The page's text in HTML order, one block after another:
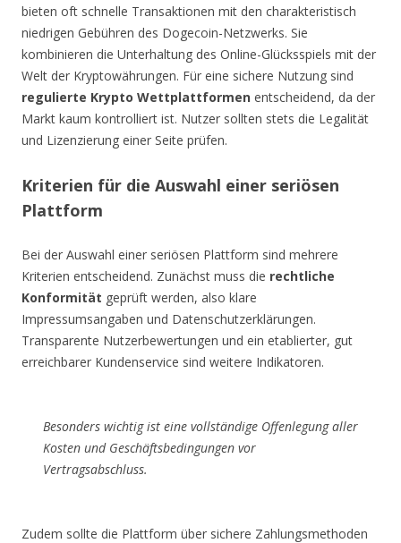
bieten oft schnelle Transaktionen mit den charakteristisch
niedrigen Gebühren des Dogecoin-Netzwerks. Sie
kombinieren die Unterhaltung des Online-Glücksspiels mit der
Welt der Kryptowährungen. Für eine sichere Nutzung sind
regulierte Krypto Wettplattformen entscheidend, da der
Markt kaum kontrolliert ist. Nutzer sollten stets die Legalität
und Lizenzierung einer Seite prüfen.
Kriterien für die Auswahl einer seriösen
Plattform
Bei der Auswahl einer seriösen Plattform sind mehrere
Kriterien entscheidend. Zunächst muss die rechtliche
Konformität geprüft werden, also klare
Impressumsangaben und Datenschutzerklärungen.
Transparente Nutzerbewertungen und ein etablierter, gut
erreichbarer Kundenservice sind weitere Indikatoren.
Besonders wichtig ist eine vollständige Offenlegung aller
Kosten und Geschäftsbedingungen vor
Vertragsabschluss.
Zudem sollte die Plattform über sichere Zahlungsmethoden